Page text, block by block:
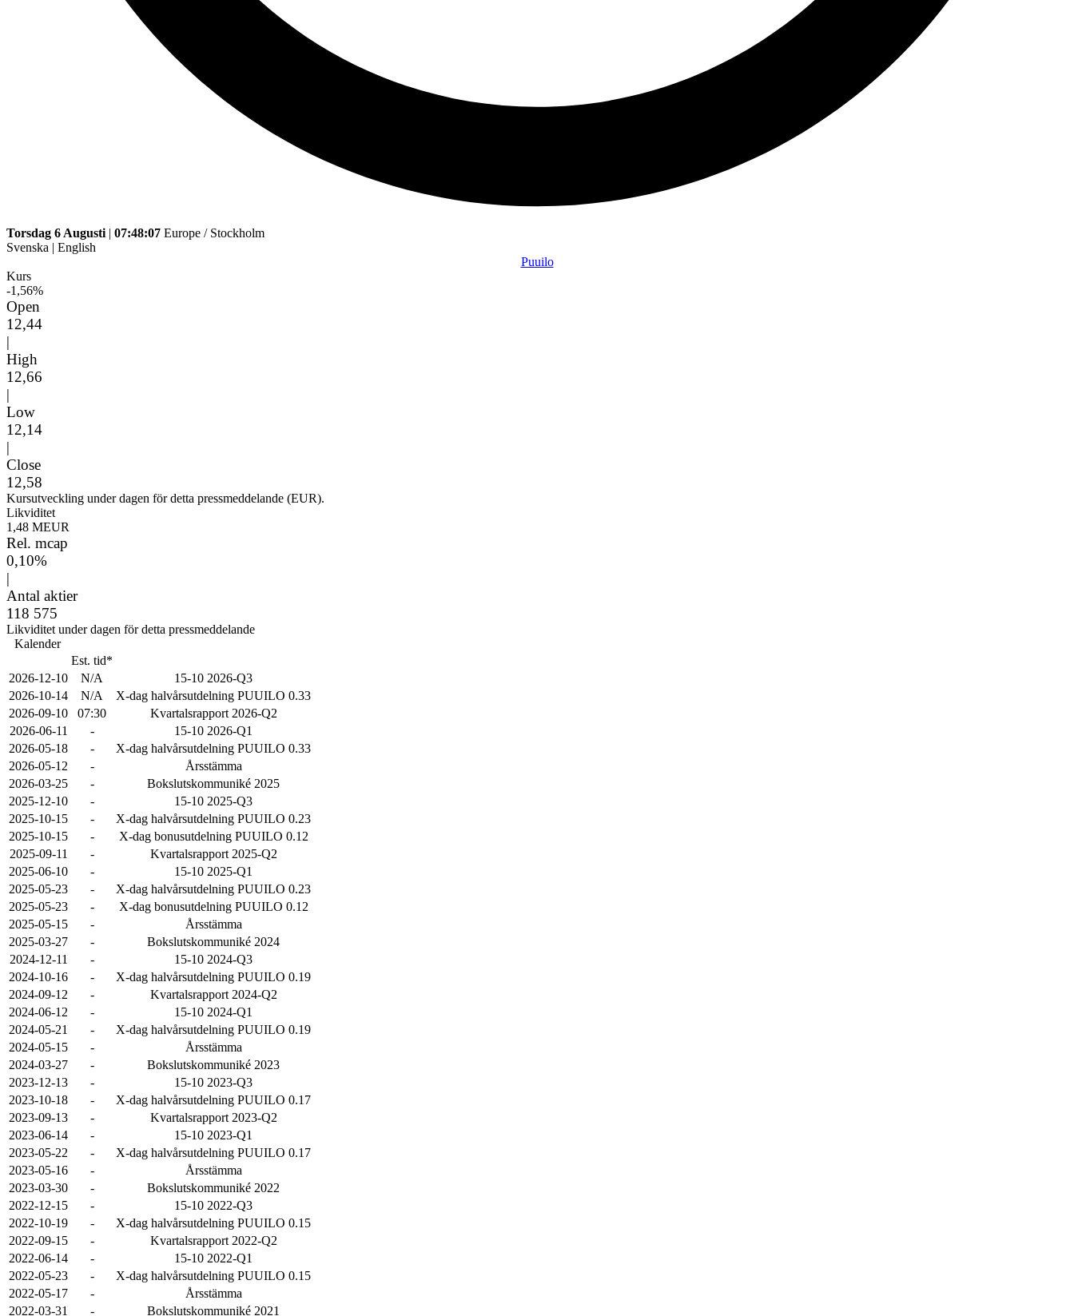
Torsdag 6 Augusti | 07:48:07 Europe / Stockholm
Svenska | English
Puuilo
Kurs
-1,56%
Open
12,44
|
High
12,66
|
Low
12,14
|
Close
12,58
Kursutveckling under dagen för detta pressmeddelande (EUR).
Likviditet
1,48 MEUR
Rel. mcap
0,10%
|
Antal aktier
118 575
Likviditet under dagen för detta pressmeddelande
Kalender
Est. tid*
2026-12-10
N/A
15-10 2026-Q3
2026-10-14
N/A
X-dag halvårsutdelning PUUILO 0.33
2026-09-10
07:30
Kvartalsrapport 2026-Q2
2026-06-11
-
15-10 2026-Q1
2026-05-18
-
X-dag halvårsutdelning PUUILO 0.33
2026-05-12
-
Årsstämma
2026-03-25
-
Bokslutskommuniké 2025
2025-12-10
-
15-10 2025-Q3
2025-10-15
-
X-dag halvårsutdelning PUUILO 0.23
2025-10-15
-
X-dag bonusutdelning PUUILO 0.12
2025-09-11
-
Kvartalsrapport 2025-Q2
2025-06-10
-
15-10 2025-Q1
2025-05-23
-
X-dag halvårsutdelning PUUILO 0.23
2025-05-23
-
X-dag bonusutdelning PUUILO 0.12
2025-05-15
-
Årsstämma
2025-03-27
-
Bokslutskommuniké 2024
2024-12-11
-
15-10 2024-Q3
2024-10-16
-
X-dag halvårsutdelning PUUILO 0.19
2024-09-12
-
Kvartalsrapport 2024-Q2
2024-06-12
-
15-10 2024-Q1
2024-05-21
-
X-dag halvårsutdelning PUUILO 0.19
2024-05-15
-
Årsstämma
2024-03-27
-
Bokslutskommuniké 2023
2023-12-13
-
15-10 2023-Q3
2023-10-18
-
X-dag halvårsutdelning PUUILO 0.17
2023-09-13
-
Kvartalsrapport 2023-Q2
2023-06-14
-
15-10 2023-Q1
2023-05-22
-
X-dag halvårsutdelning PUUILO 0.17
2023-05-16
-
Årsstämma
2023-03-30
-
Bokslutskommuniké 2022
2022-12-15
-
15-10 2022-Q3
2022-10-19
-
X-dag halvårsutdelning PUUILO 0.15
2022-09-15
-
Kvartalsrapport 2022-Q2
2022-06-14
-
15-10 2022-Q1
2022-05-23
-
X-dag halvårsutdelning PUUILO 0.15
2022-05-17
-
Årsstämma
2022-03-31
- Bokslutskommuniké 2021